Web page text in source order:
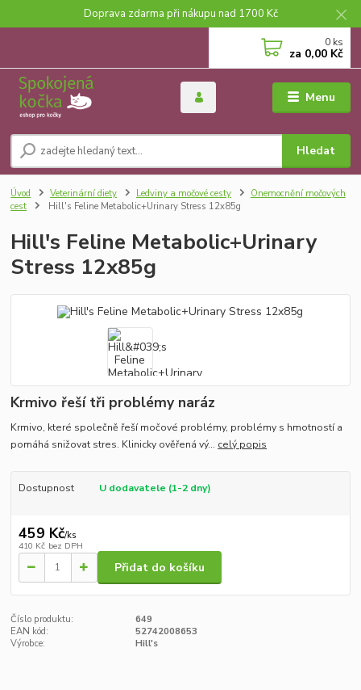
Doprava zdarma při nákupu nad 1700 Kč
Menu
Hledat
0 ks
za 0,00 Kč
Úvod Veterinární diety Ledviny a močové cesty
Onemocnění močových
cest
Hill's Feline Metabolic+Urinary Stress 12x85g
Hill's Feline Metabolic+Urinary
Stress 12x85g
Krmivo řeší tři problémy naráz
Krmivo, které společně řeší močové problémy, problémy s hmotností a
pomáhá snižovat stres. Klinicky ověřená vý... celý popis
Dostupnost U dodavatele (1-2 dny)
459 Kč/ks
410 Kč bez DPH
Přidat do košíku
Číslo produktu:
649
EAN kód:
52742008653
Výrobce:
Hill's